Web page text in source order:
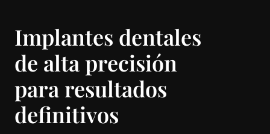
Implantes dentales
de alta precisión
para resultados
definitivos